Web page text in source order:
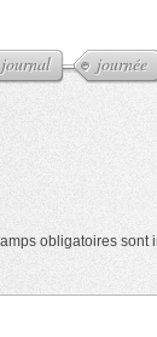
journal journée
obligatoires sont